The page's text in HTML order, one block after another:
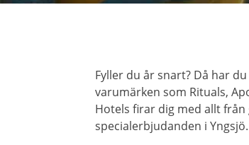
Fyller du år snart? Då har
varumärken som Rituals,
Hotels firar dig med allt
specialerbjudanden i Yngsjö.